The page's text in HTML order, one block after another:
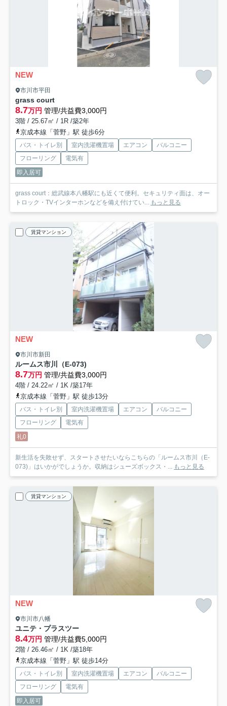
NEW
市川市平田
grass court
8.7万円 管理/共益費3,000円
3階 / 25.67㎡ / 1R /築2年
京成本線「菅野」駅 徒歩6分
バス・トイレ別 室内洗濯機置場 エアコン
バルコニー
フローリング
電気有
即入居可
grass court：総武線本八幡駅にも近くて便利。セキュリティ面は、オー
トロック・TVインターホンなどを備え付けてい... もっと見る
賃貸マンション
NEW
市川市新田
ルームス市川（E-073)
8.7万円 管理/共益費3,000円
4階 / 24.22㎡ / 1K /築17年
京成本線「菅野」駅 徒歩13分
バス・トイレ別 室内洗濯機置場 エアコン
バルコニー
フローリング
電気有
礼0
新生活を失敗せず、スタートさせたいならこちらの「ルームス市川（E-
073)」はいかがでしょうか。収納はシューズボックス・... もっと見る
賃貸マンション
NEW
市川市八幡
ユニテ・プラスツー
8.4万円 管理/共益費5,000円
2階 / 26.46㎡ / 1K /築18年
京成本線「菅野」駅 徒歩14分
バス・トイレ別 室内洗濯機置場 エアコン
バルコニー
フローリング
電気有
即入居可